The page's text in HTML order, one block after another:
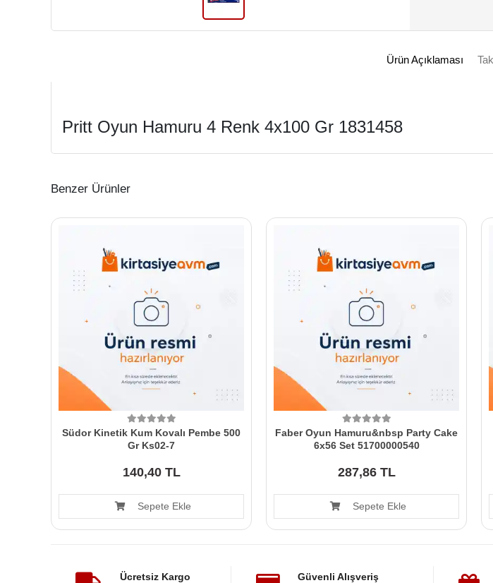
Ürün Açıklaması
Pritt Oyun Hamuru 4 Renk 4x100 Gr 1831458
Benzer Ürünler
Südor Kinetik Kum Kovalı Pembe 500
Gr Ks02-7
140,40 TL
Sepete Ekle
Faber Oyun Hamuru&nbsp Party Cake
6x56 Set 51700000540
287,86 TL
Sepete Ekle
Ücretsiz Kargo Güvenli Alışveriş